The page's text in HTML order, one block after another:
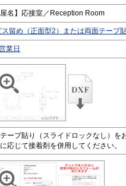
屋名】応接室／Reception Room
ス留め（正面型2）または両面テープ
業日
ープ貼り（スライドロックなし）を
応じて接着剤を併用してください。